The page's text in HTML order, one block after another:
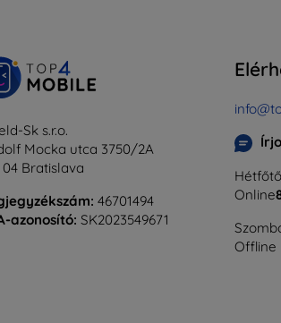
Sk s.r.o.
Mocka utca 3750/2A
04 Bratislava
46701494
azonosító: SK2023549671
Online
Offline